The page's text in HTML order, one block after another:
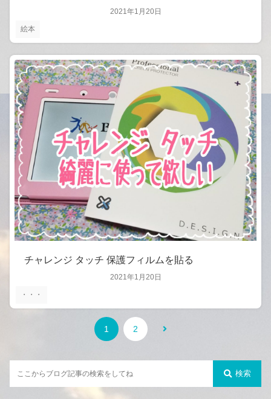
絵本
2021年1月20日
・・・
2021年1月20日
チャレンジ タッチ 保護フィルムを貼る
1 2
検索